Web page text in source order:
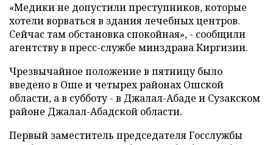
«Медики не допустили преступников, которые
хотели ворваться в здания лечебных центров.
Сейчас там обстановка спокойная», - сообщили
агентству в пресс-службе минздрава Киргизии.
Чрезвычайное положение в пятницу было
введено в Оше и четырех районах Ошской
области, а в субботу - в Джалал-Абаде и Сузакском
районе Джалал-Абадской области.
Первый заместитель председателя Госслужбы